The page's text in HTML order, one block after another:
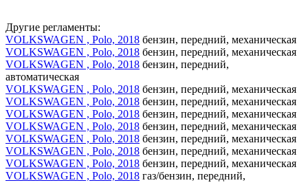
Другие регламенты:
VOLKSWAGEN , Polo, 2018 бензин, передний, механическая
VOLKSWAGEN , Polo, 2018 бензин, передний, механическая
VOLKSWAGEN , Polo, 2018 бензин, передний,
автоматическая
VOLKSWAGEN , Polo, 2018 бензин, передний, механическая
VOLKSWAGEN , Polo, 2018 бензин, передний, механическая
VOLKSWAGEN , Polo, 2018 бензин, передний, механическая
VOLKSWAGEN , Polo, 2018 бензин, передний, механическая
VOLKSWAGEN , Polo, 2018 бензин, передний, механическая
VOLKSWAGEN , Polo, 2018 бензин, передний, механическая
VOLKSWAGEN , Polo, 2018 бензин, передний, механическая
VOLKSWAGEN , Polo, 2018 газ/бензин, передний,